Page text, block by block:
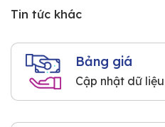
Tin tức khác
Bảng giá
Cập nhật dữ